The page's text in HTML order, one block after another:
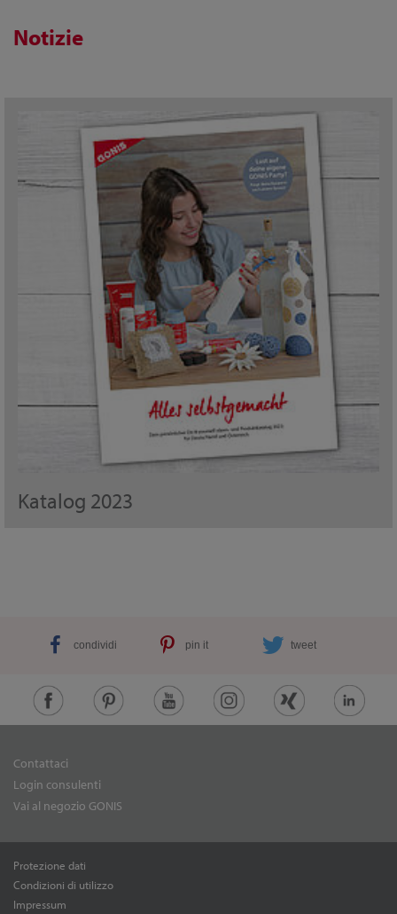
Notizie
Katalog 2023
condividi pin it tweet
Contattaci
Login consulenti
Vai al negozio GONIS
Protezione dati
Condizioni di utilizzo
Impressum